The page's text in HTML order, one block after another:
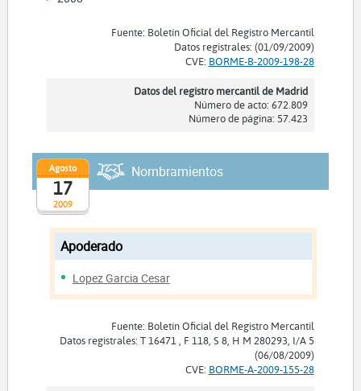
Fuente: Boletín Oficial del Registro Mercantil
Datos registrales: (01/09/2009)
CVE: BORME-B-2009-198-28
Datos del registro mercantil de Madrid
Número de acto: 672.809
Número de página: 57.423
2009
Agosto
17
Nombramientos
Apoderado
Lopez Garcia Cesar
Fuente: Boletín Oficial del Registro Mercantil
Datos registrales: T 16471 , F 118, S 8, H M 280293, I/A 5
(06/08/2009)
CVE: BORME-A-2009-155-28